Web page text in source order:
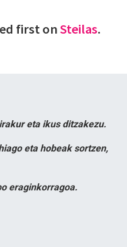
first onSteilas.
eta ikus ditzakezu.
eta hobeak sortzen,
eraginkorragoa.